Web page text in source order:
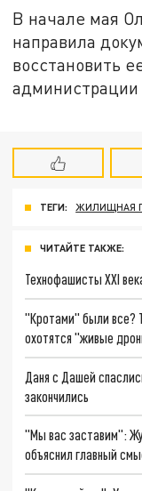
В начале мая
направила
восстановить
администрации
ТЕГИ: ЖИЛИЩНАЯ
ЧИТАЙТЕ ТАКЖЕ:
Технофашисты XXI
"Кротами" были все?
охотятся "живые
Даня с Дашей
закончились
"Мы вас заставим":
объяснил главный